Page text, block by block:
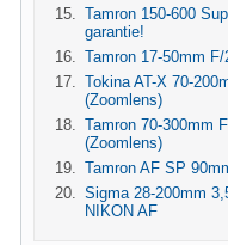
Tamron 150-600
garantie!
Tamron 17-50mm
Tokina AT-X 70-
(Zoomlens)
Tamron 70-300mm
(Zoomlens)
Tamron AF SP
Sigma 28-200mm
NIKON AF